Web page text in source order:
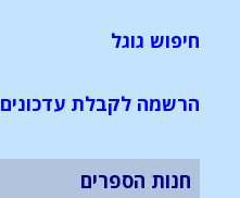
חיפוש גוגל
הרשמה לקבלת עדכונים
חנות הספרים